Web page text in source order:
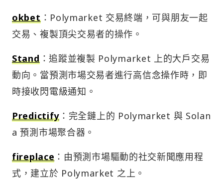
okbet：Polymarket 交易終端，可與朋友一起
交易、複製頂尖交易者的操作。
Stand：追蹤並複製 Polymarket 上的大戶交易
動向。當預測市場交易者進行高信念操作時，即
時接收閃電級通知。
Predictify ：完全鏈上的 Polymarket 與 Solan
a 預測市場聚合器。
fireplace ：由預測市場驅動的社交新聞應用程
式，建立於 Polymarket 之上。